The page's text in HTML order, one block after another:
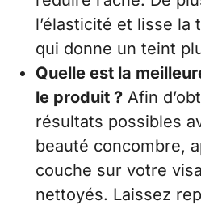
l’élasticité et lisse la
qui donne un teint
Quelle est la
le produit ? Afin
résultats possibles
beauté concombre,
couche sur votre
nettoyés. Laissez